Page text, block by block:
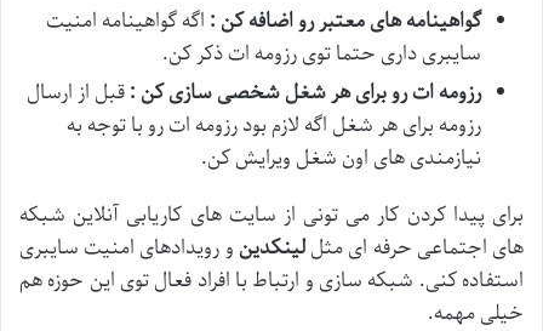
گواهینامه های معتبر رو اضافه کن : اگه گواهینامه امنیت
سایبری داری حتما توی رزومه ات ذکر کن.
رزومه ات رو برای هر شغل شخصی سازی کن :قبل از ارسال
رزومه برای هر شغل اگه لازم بود رزومه ات رو با توجه به
نیازمندی های اون شغل ویرایش کن.
برای پیدا کردن کار می تونی از سایت های کاریابی آنلاین شبکه
های اجتماعی حرفه ای مثللینکدین و رویدادهای امنیت سایبری
استفاده کنی. شبکه سازی و ارتباط با افراد فعال توی این حوزه هم
خیلی مهمه.